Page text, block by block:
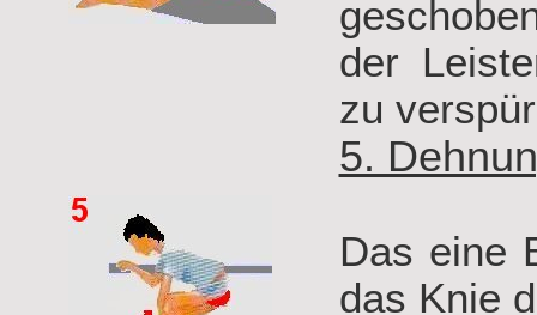
der
zu
5.
Das eine
das Knie